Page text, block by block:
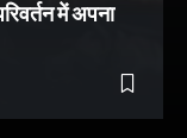
में अपना